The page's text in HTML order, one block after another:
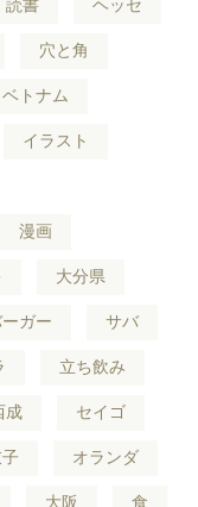
読書 ヘッセ
穴と角
ベトナム
イラスト
漫画
大分県
ガー サバ
立ち飲み
成 セイゴ
オランダ
大阪 食